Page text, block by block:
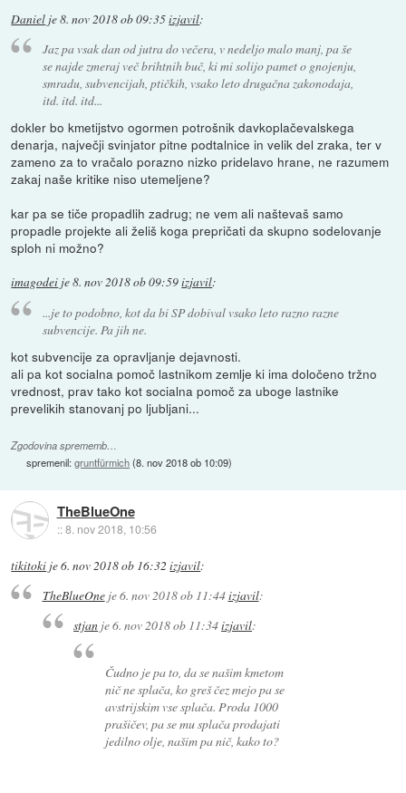
Daniel je8. nov 2018 ob 09:35izjavil:
Jaz pa vsak dan od jutra do večera, v nedeljo malo manj, pa še
se najde zmeraj več brihtnih buč, ki mi solijo pamet o gnojenju,
smradu, subvencijah, ptičkih, vsako leto drugačna zakonodaja,
itd. itd. itd...
dokler bo kmetijstvo ogormen potrošnik davkoplačevalskega
denarja, največji svinjator pitne podtalnice in velik del zraka, ter v
zameno za to vračalo porazno nizko pridelavo hrane, ne razumem
zakaj naše kritike niso utemeljene?
kar pa se tiče propadlih zadrug; ne vem ali naštevaš samo
propadle projekte ali želiš koga prepričati da skupno sodelovanje
sploh ni možno?
imagodei je8. nov 2018 ob 09:59izjavil:
...je to podobno, kot da bi SP dobival vsako leto razno razne
subvencije. Pa jih ne.
kot subvencije za opravljanje dejavnosti.
ali pa kot socialna pomoč lastnikom zemlje ki ima določeno tržno
vrednost, prav tako kot socialna pomoč za uboge lastnike
prevelikih stanovanj po ljubljani...
Zgodovina sprememb…
spremenil:gruntfürmich(8. nov 2018 ob 10:09)
TheBlueOne
::8. nov 2018, 10:56
tikitoki je6. nov 2018 ob 16:32 izjavil:
TheBlueOneje6. nov 2018 ob 11:44izjavil:
stjan je6. nov 2018 ob 11:34izjavil:
Čudno je pa to, da se našim kmetom
nič ne splača, ko greš čez mejo pa se
avstrijskim vse splača. Proda 1000
prašičev, pa se mu splača prodajati
jedilno olje, našim pa nič, kako to?